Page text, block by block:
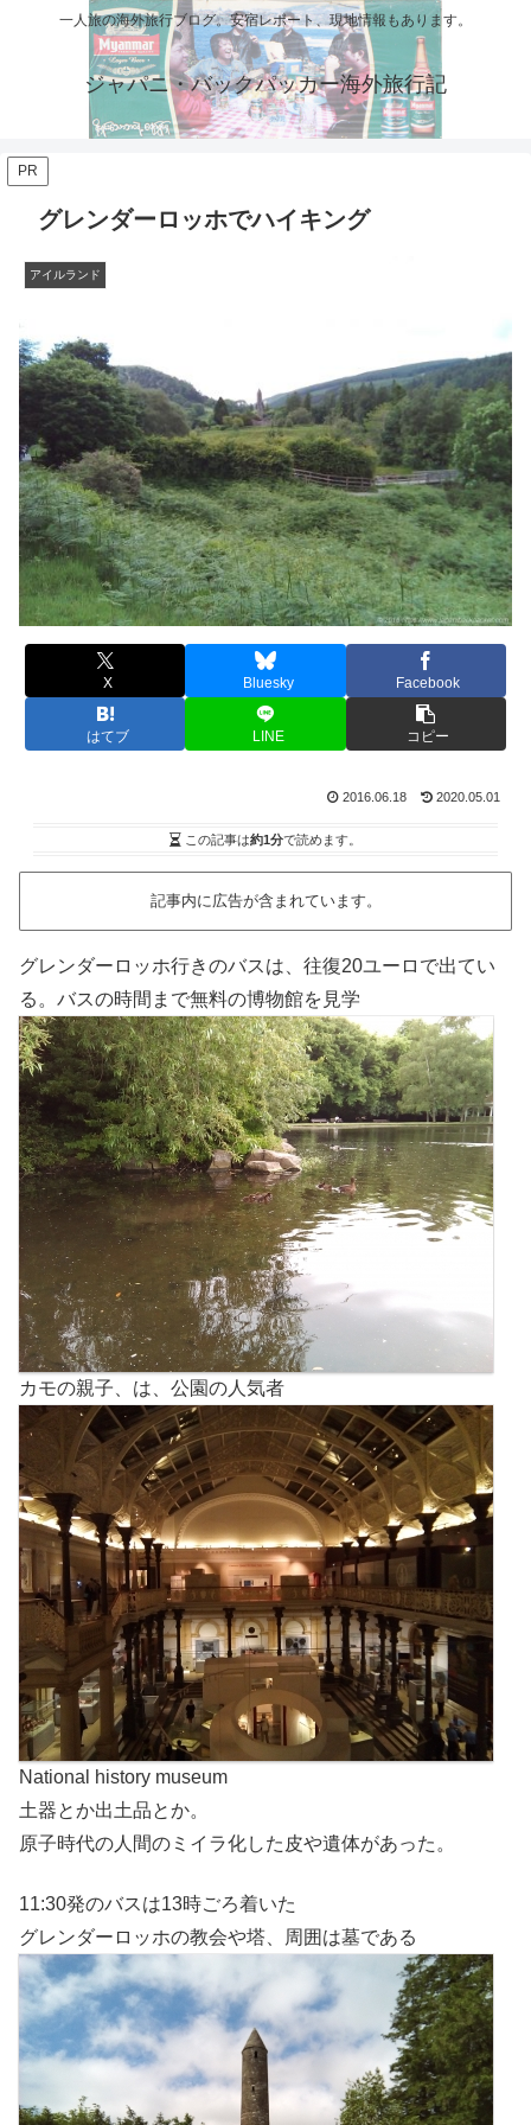
一人旅の海外旅行ブログ。安宿レポート、現地情報もあります。
ジャパニ・バックパッカー海外旅行記
PR
グレンダーロッホでハイキング
アイルランド
X Bluesky Facebook
はてブ LINE コピー
2016.06.18 2020.05.01
この記事は約1分で読めます。
記事内に広告が含まれています。
グレンダーロッホ行きのバスは、往復20ユーロで出てい
る。バスの時間まで無料の博物館を見学
カモの親子、は、公園の人気者
National history museum
土器とか出土品とか。
原子時代の人間のミイラ化した皮や遺体があった。
11:30発のバスは13時ごろ着いた
グレンダーロッホの教会や塔、周囲は墓である